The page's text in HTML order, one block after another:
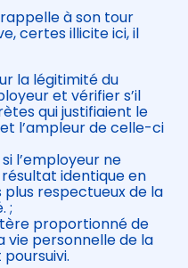
à son tour
certes illicite ici, il
la légitimité du
et vérifier s’il
qui justifiaient le
l’ampleur de celle-ci
l’employeur ne
identique en
plus respectueux de la
;
proportionné de
vie personnelle de la